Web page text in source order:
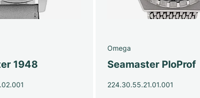
1948
Omega
Seamaster PloProf
224.30.55.21.01.001